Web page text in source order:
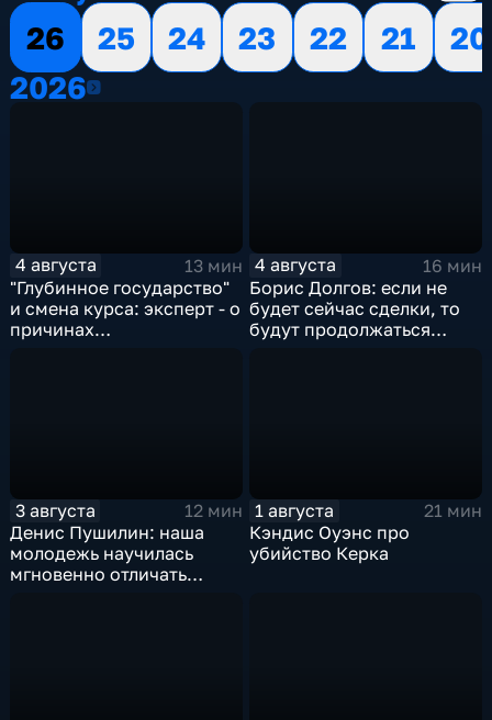
26
25 24 23 22 21
20
20262026
4 августа
13 мин
"Глубинное государство"
и смена курса: эксперт - о
причинах
4 августа
16 мин
Борис Долгов: если не
будет сейчас сделки, то
будут продолжаться
3 августа
12 мин
Денис Пушилин: наша
молодежь научилась
мгновенно отличать
1 августа
21 мин
Кэндис Оуэнс про
убийство Керка